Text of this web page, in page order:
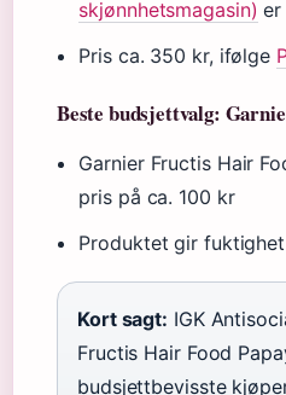
skjønnhetsmagasin) er
Pris ca. 350 kr, ifølge
Beste budsjettvalg:
Garnier Fructis Hair
pris på ca. 100 kr
Produktet gir
Kort sagt: IGK
Fructis Hair Food
budsjettbevisste